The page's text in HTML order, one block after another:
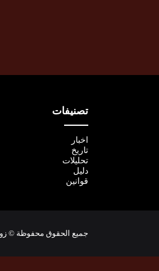
تصنيفات
اخبار
تاريخ
تحليلات
دليل
قوانين
جميع الحقوق محفوظة ©